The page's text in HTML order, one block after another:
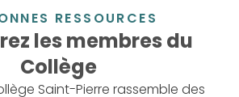
RESSOURCES
les membres du
Collège
Saint-Pierre rassemble des